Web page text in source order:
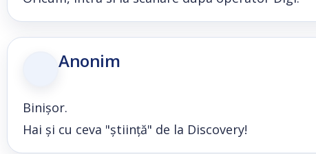
Anonim
Binișor.
Hai și cu ceva "știință" de la Discovery!